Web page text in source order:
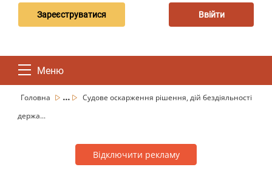
Зареєструватися Ввійти
Меню
Головна ...
Судове оскарження рішення, дій бездіяльності
держа...
Відключити рекламу